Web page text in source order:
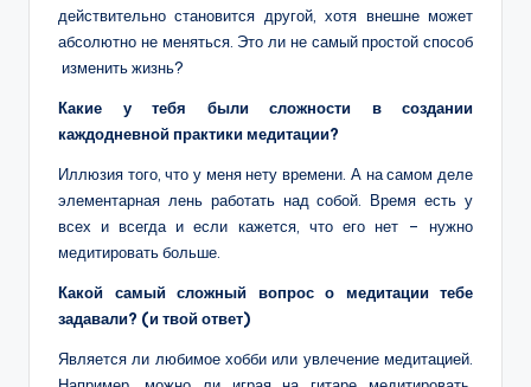
действительно становится другой, хотя внешне может
абсолютно не меняться. Это ли не самый простой способ
изменить жизнь?
Какие у тебя были сложности в создании
каждодневной практики медитации?
Иллюзия того, что у меня нету времени. А на самом деле
элементарная лень работать над собой. Время есть у
всех и всегда и если кажется, что его нет – нужно
медитировать больше.
Какой самый сложный вопрос о медитации тебе
задавали? (и твой ответ)
Является ли любимое хобби или увлечение медитацией.